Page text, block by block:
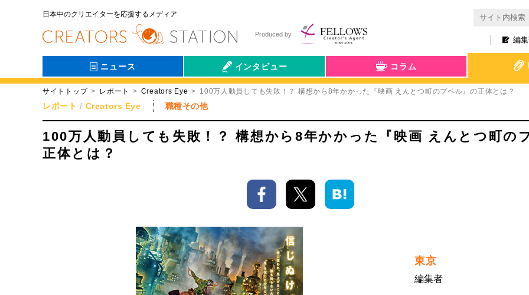
日本中のクリエイターを応援するメディア
編
Produced by
ニュース インタビュー
会社伝
コラム
サイトトップ レポート Creators Eye 100万人動員しても失敗！？ 構想から8年かかった『映画 えんとつ町のプペル』の正体とは？
レポート Creators Eye 職種その他
100万人動員しても失敗！？ 構想から8年かかった『映画 えんとつ町の
正体とは？
東京
編集者